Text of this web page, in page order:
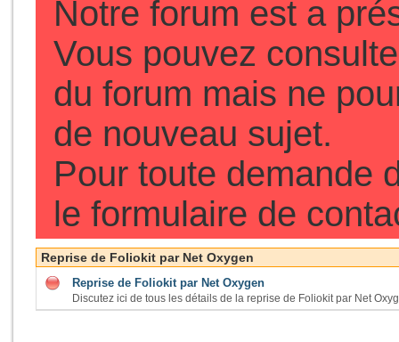
Notre forum est a
Vous pouvez
du forum mais ne
de nouveau sujet.
Pour toute demande
le formulaire de
Reprise de Foliokit par Net Oxygen
Reprise de Foliokit par Net Oxygen
Discutez ici de tous les détails de la reprise de Foliokit par Net